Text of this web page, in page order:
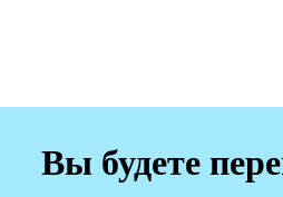
Вы будете